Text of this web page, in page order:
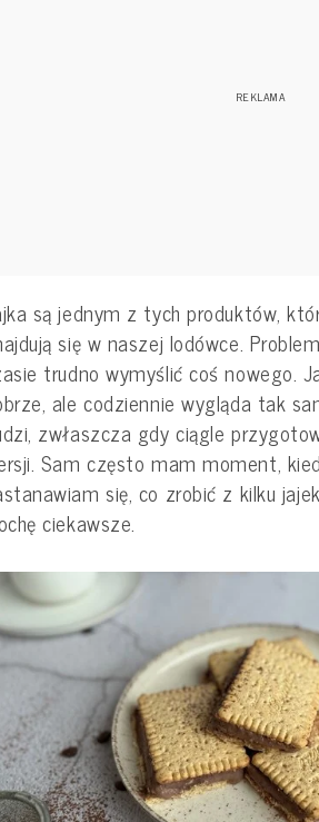
są jednym z tych produktów,
się w naszej lodówce.
trudno wymyślić coś nowego.
ale codziennie wygląda tak
zwłaszcza gdy ciągle
Sam często mam moment,
się, co zrobić z kilku
ciekawsze.